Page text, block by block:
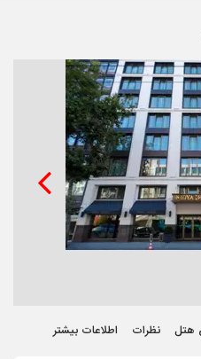
هتل نظرات اطلاعات بیشتر